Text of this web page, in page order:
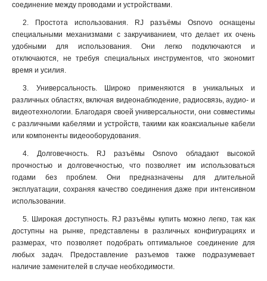
соединение между проводами и устройствами.
2. Простота использования. RJ разъёмы Osnovo оснащены
специальными механизмами с закручиванием, что делает их очень
удобными для использования. Они легко подключаются и
отключаются, не требуя специальных инструментов, что экономит
время и усилия.
3. Универсальность. Широко применяются в уникальных и
различных областях, включая видеонаблюдение, радиосвязь, аудио- и
видеотехнологии. Благодаря своей универсальности, они совместимы
с различными кабелями и устройств, такими как коаксиальные кабели
или компоненты видеооборудования.
4. Долговечность. RJ разъёмы Osnovo обладают высокой
прочностью и долговечностью, что позволяет им использоваться
годами без проблем. Они предназначены для длительной
эксплуатации, сохраняя качество соединения даже при интенсивном
использовании.
5. Широкая доступность. RJ разъёмы купить можно легко, так как
доступны на рынке, представлены в различных конфигурациях и
размерах, что позволяет подобрать оптимальное соединение для
любых задач. Предоставление разъемов также подразумевает
наличие заменителей в случае необходимости.